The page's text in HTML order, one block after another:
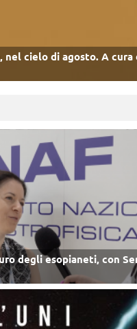
nel cielo di agosto. A cura
degli esopianeti, con